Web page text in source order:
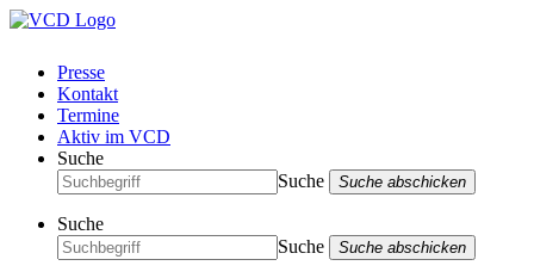
Presse
Kontakt
Termine
Aktiv im VCD
Suche
Suche
Suche abschicken
Suche
Suche
Suche abschicken